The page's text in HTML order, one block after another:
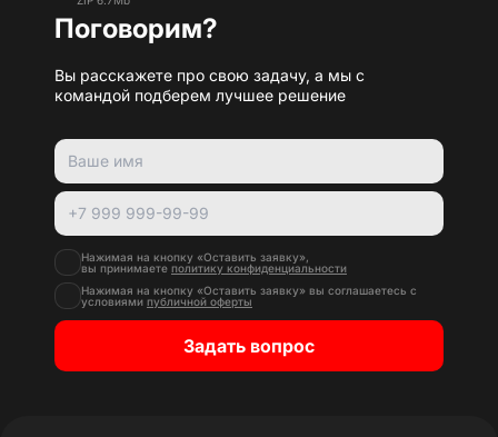
Поговорим?
Вы расскажете про свою задачу, а мы с
командой подберем лучшее решение
Нажимая на кнопку «Оставить заявку»,
вы принимаете политику конфиденциальности
Нажимая на кнопку «Оставить заявку» вы соглашаетесь с
условиями публичной оферты
Задать вопрос